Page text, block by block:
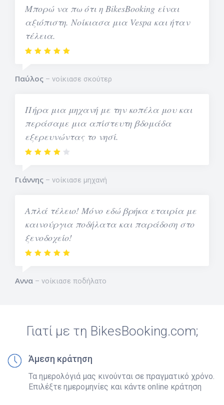
Μπορώ να πω ότι η BikesBooking είναι
αξιόπιστη. Νοίκιασα μια Vespa και ήταν
τέλεια.
Παύλος νοίκιασε σκούτερ
Πήρα μια μηχανή με την κοπέλα μου και
περάσαμε μια απίστευτη βδομάδα
εξερευνώντας το νησί.
Γιάννης νοίκιασε μηχανή
Απλά τέλειο! Μόνο εδώ βρήκα εταιρία με
καινούργια ποδήλατα και παράδοση στο
ξενοδοχείο!
Αννα νοίκιασε ποδήλατο
Γιατί με τη BikesBooking.com;
Άμεση κράτηση
Τα ημερολόγιά μας κινούνται σε πραγματικό χρόνο.
Επιλέξτε ημερομηνίες και κάντε online κράτηση